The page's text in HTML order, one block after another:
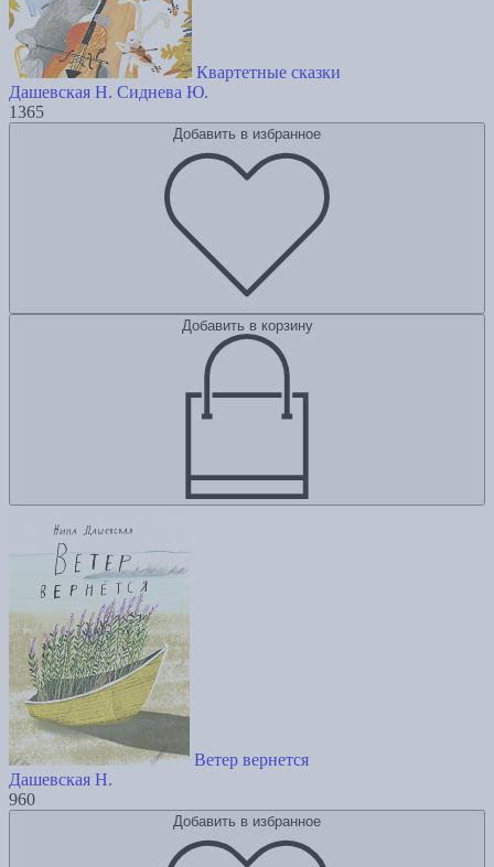
Квартетные сказки
Дашевская Н. Сиднева Ю.
1365
Добавить в избранное
Добавить в корзину
Ветер вернется
Дашевская Н.
960
Добавить в избранное